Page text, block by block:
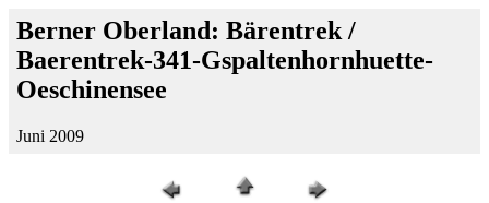
Berner Oberland: Bärentrek /
Baerentrek-341-Gspaltenhornhuette-
Oeschinensee
Juni 2009